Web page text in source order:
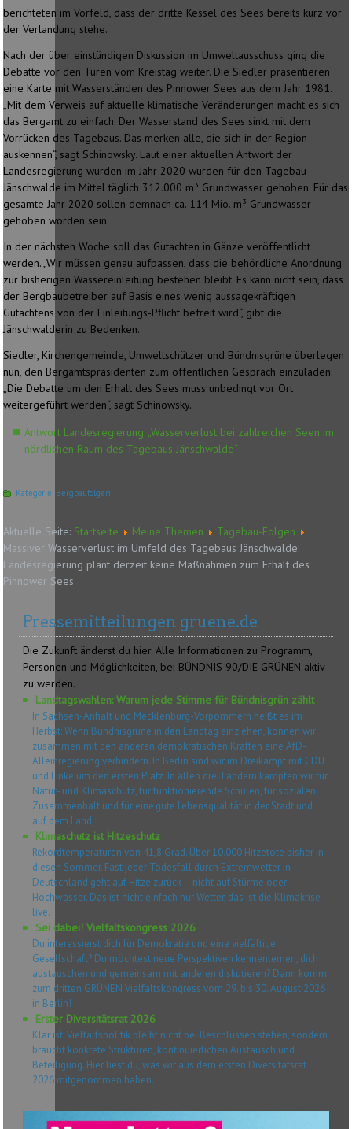
berichteten im Vorfeld, dass der dritte Kessel des Sees bereits kurz vor
der Verlandung stehe.
Nach der über einstündigen Diskussion im Umweltausschuss ging die
Debatte vor den Türen vom Kreistag weiter. Die Siedler präsentieren
eine Karte mit Wasserständen des Pinnower Sees aus dem Jahr 1981.
„Mit dem Verweis auf aktuelle klimatische Veränderungen macht es sich
das Bergamt zu einfach. Der Wasserstand des Sees sinkt mit dem
Vorrücken des Tagebaus. Das merken alle, die sich in der Region
auskennen“, sagt Schinowsky. Laut einer aktuellen Antwort der
Landesregierung wurden im Jahr 2020 wurden für den Tagebau
Jänschwalde im Mittel täglich 312.000 m³ Grundwasser gehoben. Für das
gesamte Jahr 2020 sollen demnach ca. 114 Mio. m³ Grundwasser
gehoben worden sein.
In der nächsten Woche soll das Gutachten in Gänze veröffentlicht
werden. „Wir müssen genau aufpassen, dass die behördliche Anordnung
zur bisherigen Wassereinleitung bestehen bleibt. Es kann nicht sein, dass
der Bergbaubetreiber auf Basis eines wenig aussagekräftigen
Gutachtens von der Einleitungs-Pflicht befreit wird“, gibt die
Jänschwalderin zu Bedenken.
Siedler, Kirchengemeinde, Umweltschützer und Bündnisgrüne überlegen
nun, den Bergamtspräsidenten zum öffentlichen Gespräch einzuladen:
„Die Debatte um den Erhalt des Sees muss unbedingt vor Ort
weitergeführt werden“, sagt Schinowsky.
Antwort Landesregierung: „Wasserverlust bei zahlreichen Seen im
nördlichen Raum des Tagebaus Jänschwalde“
Kategorie: Bergbaufolgen
Aktuelle Seite: Startseite Meine Themen
Tagebau-Folgen
Massiver Wasserverlust im Umfeld des Tagebaus Jänschwalde:
Landesregierung plant derzeit keine Maßnahmen zum Erhalt des
Pinnower Sees
Pressemitteilungen gruene.de
Die Zukunft änderst du hier. Alle Informationen zu Programm,
Personen und Möglichkeiten, bei BÜNDNIS 90/DIE GRÜNEN aktiv
zu werden.
Landtagswahlen: Warum jede Stimme für Bündnisgrün zählt
In Sachsen-Anhalt und Mecklenburg-Vorpommern heißt es im
Herbst: Wenn Bündnisgrüne in den Landtag einziehen, können wir
zusammen mit den anderen demokratischen Kräften eine AfD-
Alleinregierung verhindern. In Berlin sind wir im Dreikampf mit CDU
und Linke um den ersten Platz. In allen drei Ländern kämpfen wir für
Natur- und Klimaschutz, für funktionierende Schulen, für sozialen
Zusammenhalt und für eine gute Lebensqualität in der Stadt und
auf dem Land.
Klimaschutz ist Hitzeschutz
Rekordtemperaturen von 41,8 Grad. Über 10.000 Hitzetote bisher in
diesen Sommer. Fast jeder Todesfall durch Extremwetter in
Deutschland geht auf Hitze zurück – nicht auf Stürme oder
Hochwasser. Das ist nicht einfach nur Wetter, das ist die Klimakrise
live.
Sei dabei! Vielfaltskongress 2026
Du interessierst dich für Demokratie und eine vielfältige
Gesellschaft? Du möchtest neue Perspektiven kennenlernen, dich
austauschen und gemeinsam mit anderen diskutieren? Dann komm
zum dritten GRÜNEN Vielfaltskongress vom 29. bis 30. August 2026
in Berlin!
Erster Diversitätsrat 2026
Klar ist: Vielfaltspolitik bleibt nicht bei Beschlüssen stehen, sondern
braucht konkrete Strukturen, kontinuierlichen Austausch und
Beteiligung. Hier liest du, was wir aus dem ersten Diversitätsrat
2026 mitgenommen haben.